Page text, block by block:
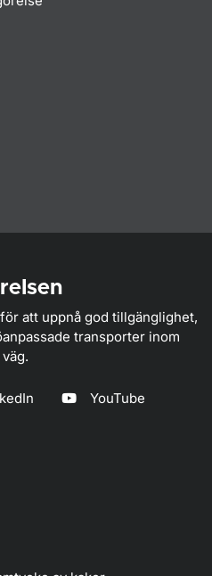
att uppnå god tillgänglighet,
transporter inom
YouTube